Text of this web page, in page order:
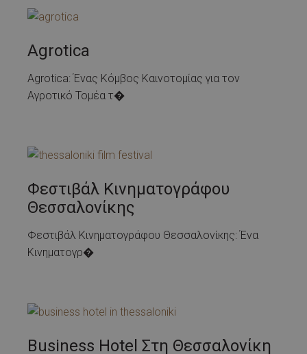
Agrotica
Agrotica: Ένας Κόμβος Καινοτομίας για τον
Αγροτικό Τομέα τ�
Φεστιβάλ Κινηματογράφου
Θεσσαλονίκης
Φεστιβάλ Κινηματογράφου Θεσσαλονίκης: Ένα
Κινηματογρ�
Business Hotel Στη Θεσσαλονίκη